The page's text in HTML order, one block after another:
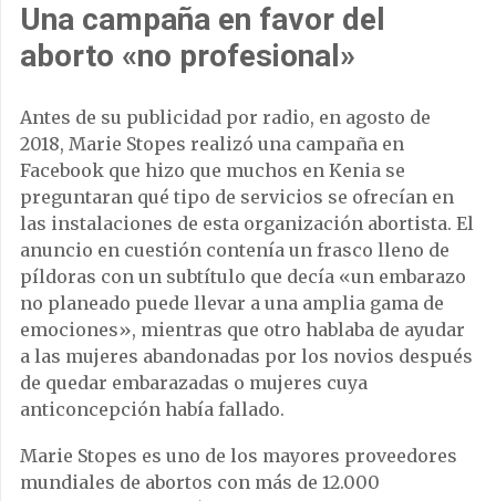
Una campaña en favor del
aborto «no profesional»
Antes de su publicidad por radio, en agosto de
2018, Marie Stopes realizó una campaña en
Facebook que hizo que muchos en Kenia se
preguntaran qué tipo de servicios se ofrecían en
las instalaciones de esta organización abortista. El
anuncio en cuestión contenía un frasco lleno de
píldoras con un subtítulo que decía «un embarazo
no planeado puede llevar a una amplia gama de
emociones», mientras que otro hablaba de ayudar
a las mujeres abandonadas por los novios después
de quedar embarazadas o mujeres cuya
anticoncepción había fallado.
Marie Stopes es uno de los mayores proveedores
mundiales de abortos con más de 12.000